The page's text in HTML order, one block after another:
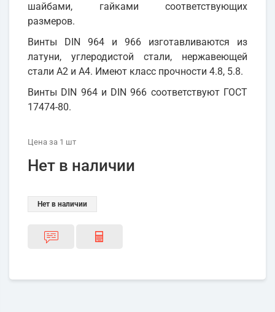
шайбами, гайками соответствующих
размеров.
Винты DIN 964 и 966 изготавливаются из
латуни, углеродистой стали, нержавеющей
стали А2 и А4. Имеют класс прочности 4.8, 5.8.
Винты DIN 964 и DIN 966 соответствуют ГОСТ
17474-80.
Цена за 1 шт
Нет в наличии
Нет в наличии